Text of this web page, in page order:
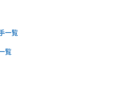
一覧
覧